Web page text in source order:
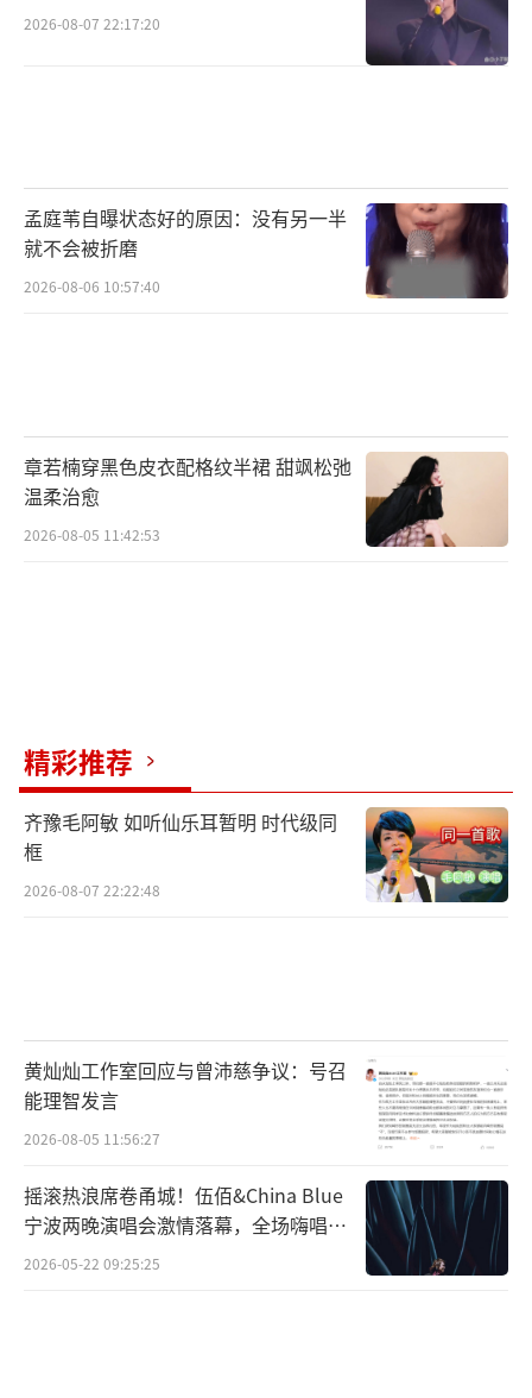
2026-08-07 22:17:20
孟庭苇自曝状态好的原因：没有另一半
就不会被折磨
2026-08-06 10:57:40
章若楠穿黑色皮衣配格纹半裙 甜飒松弛
温柔治愈
2026-08-05 11:42:53
精彩推荐
齐豫毛阿敏 如听仙乐耳暂明 时代级同
框
2026-08-07 22:22:48
黄灿灿工作室回应与曾沛慈争议：号召
能理智发言
2026-08-05 11:56:27
摇滚热浪席卷甬城！伍佰&China Blue
宁波两晚演唱会激情落幕，全场嗨唱氛
围炸裂
2026-05-22 09:25:25